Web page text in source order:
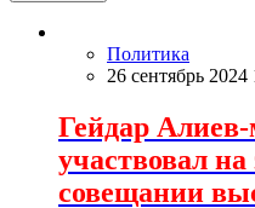
Политика
26 сентябрь 2024
Гейдар
участвовал
совещании